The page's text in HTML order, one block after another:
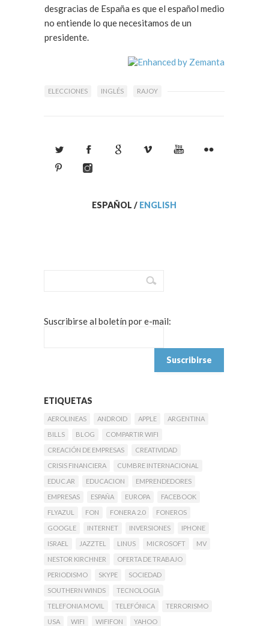
desgracias de España es que el español medio
no entiende lo que necesitamos de un
presidente.
ELECCIONES INGLÉS RAJOY
ESPAÑOL / ENGLISH
Suscribirse al boletín por e-mail:
ETIQUETAS
AEROLINEAS ANDROID APPLE
ARGENTINA
BILLS
BLOG
COMPARTIR WIFI
CREACIÓN DE EMPRESAS
CREATIVIDAD
CRISIS FINANCIERA
CUMBRE INTERNACIONAL
EDUC.AR
EDUCACION
EMPRENDEDORES
EMPRESAS
ESPAÑA EUROPA
FACEBOOK
FLYAZUL
FON FONERA 2.0
FONEROS
GOOGLE
INTERNET INVERSIONES
IPHONE
ISRAEL
JAZZTEL LINUS MICROSOFT
MV
NESTOR KIRCHNER
OFERTA DE TRABAJO
PERIODISMO
SKYPE
SOCIEDAD
SOUTHERN WINDS
TECNOLOGIA
TELEFONIA MOVIL
TELEFÓNICA
TERRORISMO
USA
WIFI WIFIFON YAHOO